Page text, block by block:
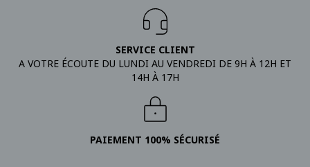
SERVICE CLIENT
A VOTRE ÉCOUTE DU LUNDI AU VENDREDI DE 9H À 12H ET
14H À 17H
PAIEMENT 100% SÉCURISÉ